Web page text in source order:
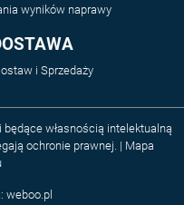
wyników naprawy
i Sprzedaży
własnością intelektualną
ochronie prawnej. | Mapa
weboo.pl